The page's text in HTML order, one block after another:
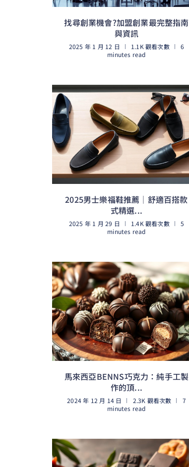
找尋創業機會?加盟創業最完整指南
與資訊
2025 年 1 月 12 日 1.1K 觀看次數
6
minutes read
2025男士樂福鞋推薦｜舒適百搭款
式精選...
2025 年 1 月 29 日 1.4K 觀看次數
5
minutes read
馬來西亞BENNS巧克力：純手工製
作的頂...
2024 年 12 月 14 日 2.3K 觀看次數
7
minutes read